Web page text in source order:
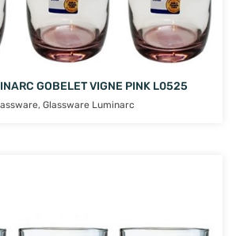
GOBELET VIGNE PINK L0525
, Glassware Luminarc